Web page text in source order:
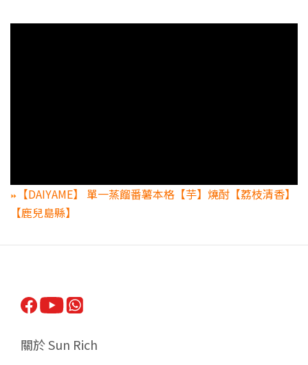
⏩
【DAIYAME】 單一蒸餾番薯本格【芋】燒酎【荔枝清香】
【鹿兒島縣】
關於 Sun Rich